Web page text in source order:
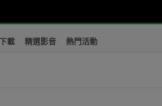
載 精選影音 熱門活動